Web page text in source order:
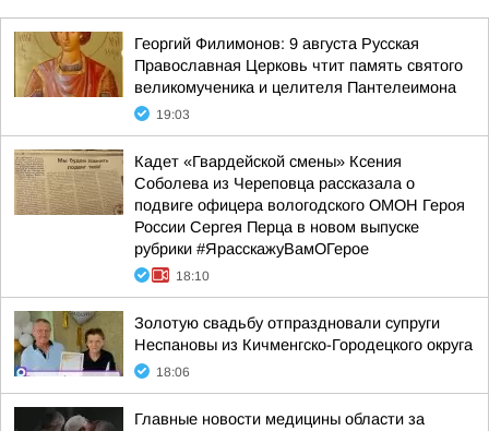
Георгий Филимонов: 9 августа Русская
Православная Церковь чтит память святого
великомученика и целителя Пантелеимона
19:03
Кадет «Гвардейской смены» Ксения
Соболева из Череповца рассказала о
подвиге офицера вологодского ОМОН Героя
России Сергея Перца в новом выпуске
рубрики #ЯрасскажуВамОГерое
18:10
Золотую свадьбу отпраздновали супруги
Неспановы из Кичменгско-Городецкого округа
18:06
Главные новости медицины области за